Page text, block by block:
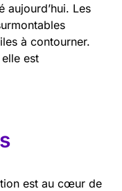
aujourd’hui. Les
à contourner.
est
est au cœur de